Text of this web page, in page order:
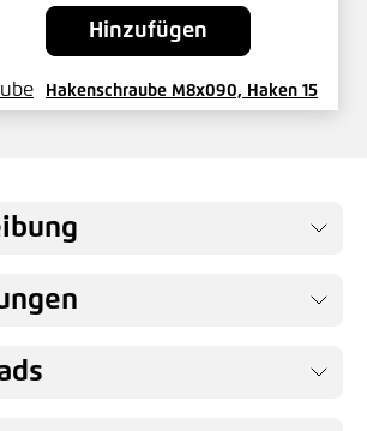
Hinzufügen
Hakenschraube M8x090, Haken 15